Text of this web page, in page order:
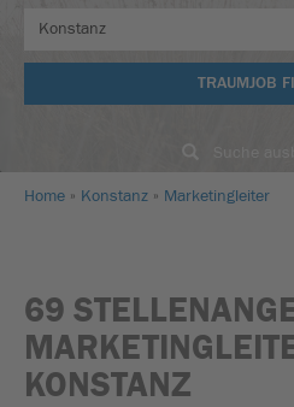
TRAUMJOB
Home Konstanz
Marketingleiter
69
KONSTANZ